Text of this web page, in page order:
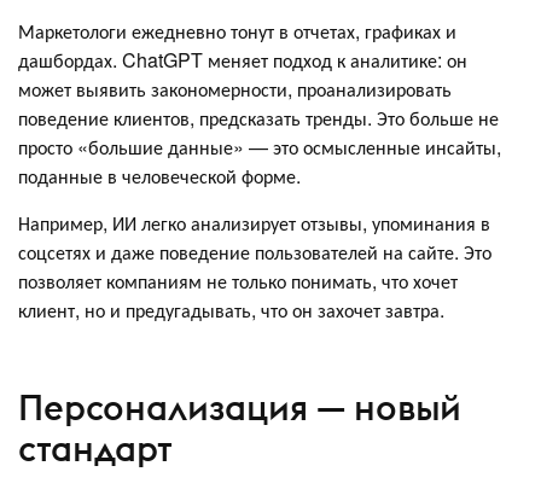
Маркетологи ежедневно тонут в отчетах, графиках и
дашбордах. ChatGPT меняет подход к аналитике: он
может выявить закономерности, проанализировать
поведение клиентов, предсказать тренды. Это больше не
просто «большие данные» — это осмысленные инсайты,
поданные в человеческой форме.
Например, ИИ легко анализирует отзывы, упоминания в
соцсетях и даже поведение пользователей на сайте. Это
позволяет компаниям не только понимать, что хочет
клиент, но и предугадывать, что он захочет завтра.
Персонализация — новый
стандарт